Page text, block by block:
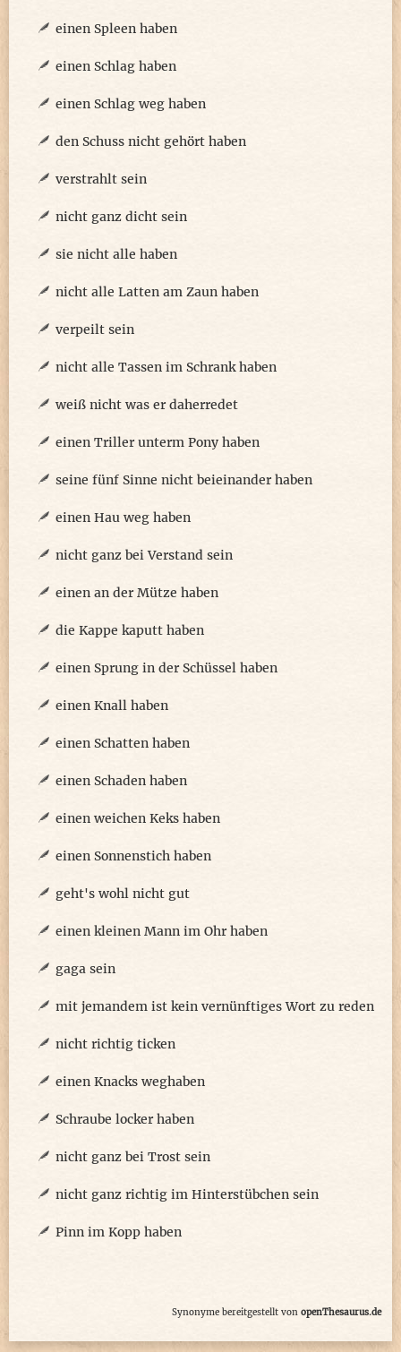
einen Spleen haben
einen Schlag haben
einen Schlag weg haben
den Schuss nicht gehört haben
verstrahlt sein
nicht ganz dicht sein
sie nicht alle haben
nicht alle Latten am Zaun haben
verpeilt sein
nicht alle Tassen im Schrank haben
weiß nicht was er daherredet
einen Triller unterm Pony haben
seine fünf Sinne nicht beieinander haben
einen Hau weg haben
nicht ganz bei Verstand sein
einen an der Mütze haben
die Kappe kaputt haben
einen Sprung in der Schüssel haben
einen Knall haben
einen Schatten haben
einen Schaden haben
einen weichen Keks haben
einen Sonnenstich haben
geht's wohl nicht gut
einen kleinen Mann im Ohr haben
gaga sein
mit jemandem ist kein vernünftiges Wort zu reden
nicht richtig ticken
einen Knacks weghaben
Schraube locker haben
nicht ganz bei Trost sein
nicht ganz richtig im Hinterstübchen sein
Pinn im Kopp haben
Synonyme bereitgestellt von openThesaurus.de